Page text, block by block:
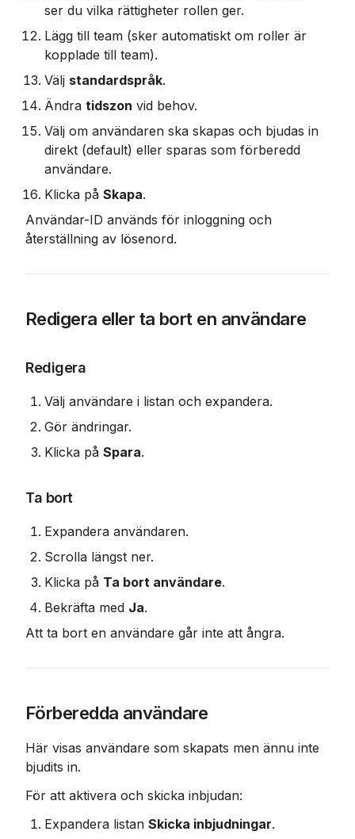
ser du vilka rättigheter rollen ger.
Lägg till team (sker automatiskt om roller är
kopplade till team).
Välj standardspråk.
Ändra tidszon vid behov.
Välj om användaren ska skapas och bjudas in
direkt (default) eller sparas som förberedd
användare.
Klicka på Skapa.
Användar-ID används för inloggning och
återställning av lösenord.
Redigera eller ta bort en användare
Redigera
Välj användare i listan och expandera.
Gör ändringar.
Klicka på Spara.
Ta bort
Expandera användaren.
Scrolla längst ner.
Klicka på Ta bort användare.
Bekräfta med Ja.
Att ta bort en användare går inte att ångra.
Förberedda användare
Här visas användare som skapats men ännu inte
bjudits in.
För att aktivera och skicka inbjudan:
Expandera listan Skicka inbjudningar.